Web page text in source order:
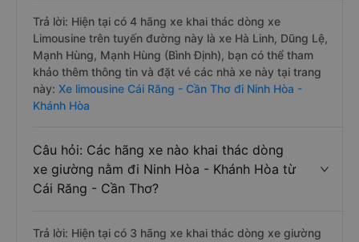
Trả lời: Hiện tại có 4 hãng xe khai thác dòng xe
Limousine trên tuyến đường này là xe Hà Linh, Dũng Lệ,
Mạnh Hùng, Mạnh Hùng (Bình Định), bạn có thể tham
khảo thêm thông tin và đặt vé các nhà xe này tại trang
này: Xe limousine Cái Răng - Cần Thơ đi Ninh Hòa -
Khánh Hòa
Câu hỏi: Các hãng xe nào khai thác dòng
xe giường nằm đi Ninh Hòa - Khánh Hòa từ
Cái Răng - Cần Thơ?
Trả lời: Hiện tại có 3 hãng xe khai thác dòng xe giường